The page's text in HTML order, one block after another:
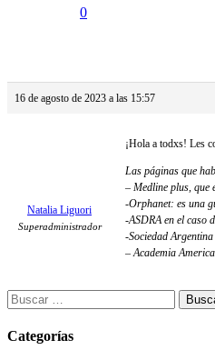
0
16 de agosto de 2023 a las 15:57
Natalia Liguori
Superadministrador
¡Hola a todxs! Les
Las páginas que
– Medline plus, que
-Orphanet: es una
-ASDRA en el caso
-Sociedad
– Academia
Buscar:
Categorías